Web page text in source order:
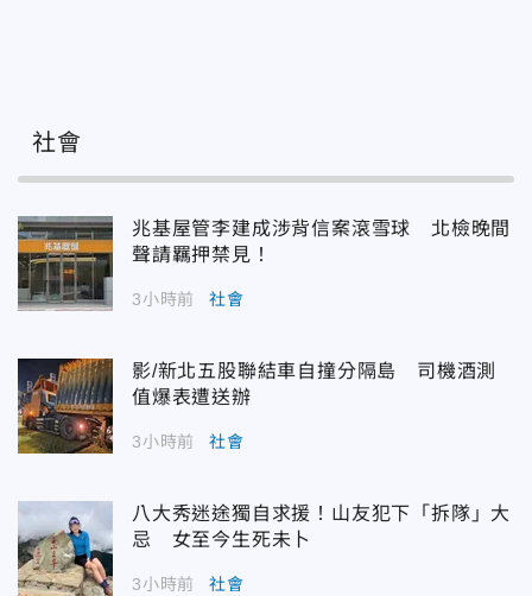
社會
兆基屋管李建成涉背信案滾雪球 北檢晚間
聲請羈押禁見！
3小時前 社會
影/新北五股聯結車自撞分隔島 司機酒測
值爆表遭送辦
3小時前 社會
八大秀迷途獨自求援！山友犯下「拆隊」大
忌 女至今生死未卜
3小時前 社會